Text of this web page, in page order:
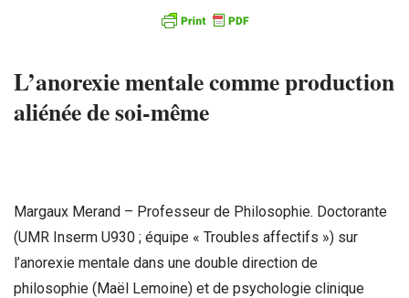
L’anorexie mentale comme production
aliénée de soi-même
Margaux Merand – Professeur de Philosophie. Doctorante
(UMR Inserm U930 ; équipe « Troubles affectifs ») sur
l’anorexie mentale dans une double direction de
philosophie (Maël Lemoine) et de psychologie clinique